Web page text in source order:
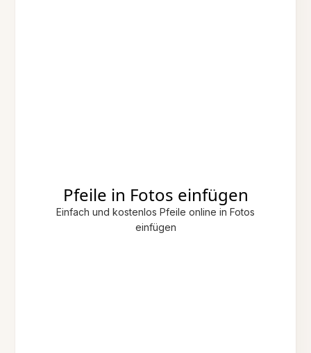
Pfeile in Fotos einfügen
Einfach und kostenlos Pfeile online in Fotos
einfügen